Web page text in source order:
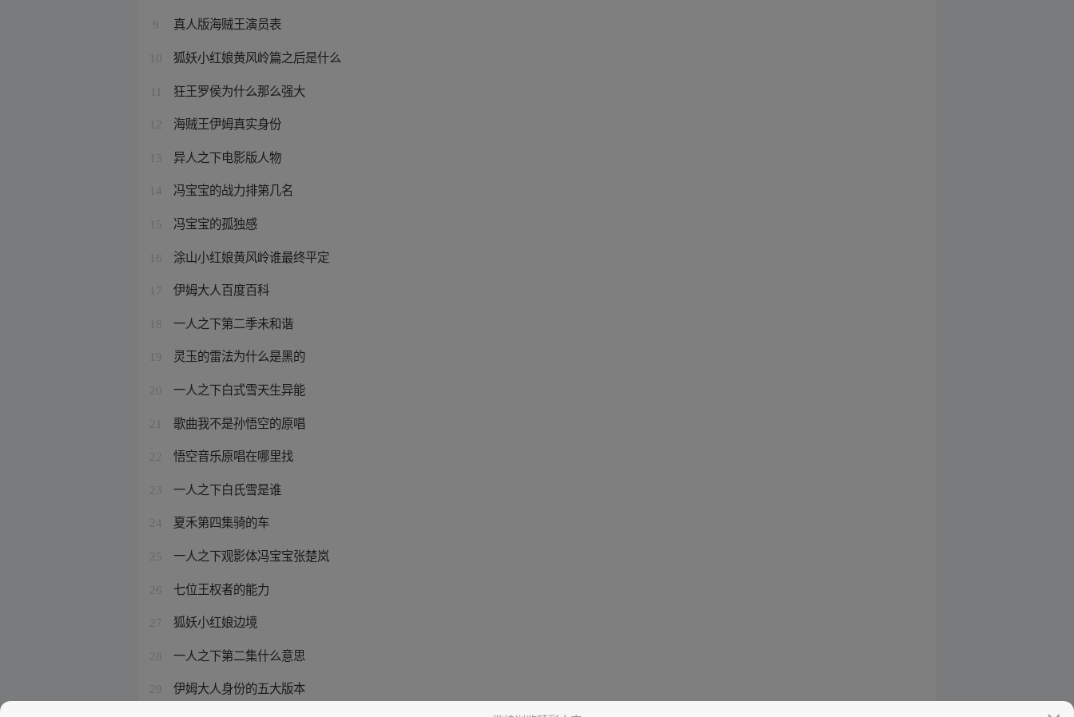
9 真人版海贼王演员表
10 狐妖小红娘黄风岭篇之后是什么
狂王罗侯为什么那么强大
12 海贼王伊姆真实身份
13 异人之下电影版人物
14 冯宝宝的战力排第几名
15 冯宝宝的孤独感
16 涂山小红娘黄风岭谁最终平定
17 伊姆大人百度百科
18 一人之下第二季未和谐
19 灵玉的雷法为什么是黑的
20 一人之下白式雪天生异能
21 歌曲我不是孙悟空的原唱
22 悟空音乐原唱在哪里找
23 一人之下白氏雪是谁
24 夏禾第四集骑的车
25 一人之下观影体冯宝宝张楚岚
26 七位王权者的能力
27 狐妖小红娘边境
28 一人之下第二集什么意思
29 伊姆大人身份的五大版本